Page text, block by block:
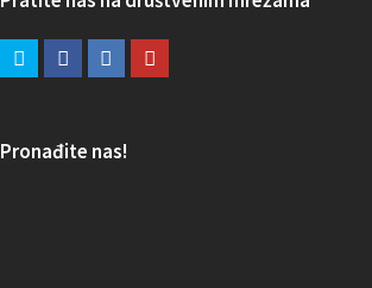
Pronađite nas!